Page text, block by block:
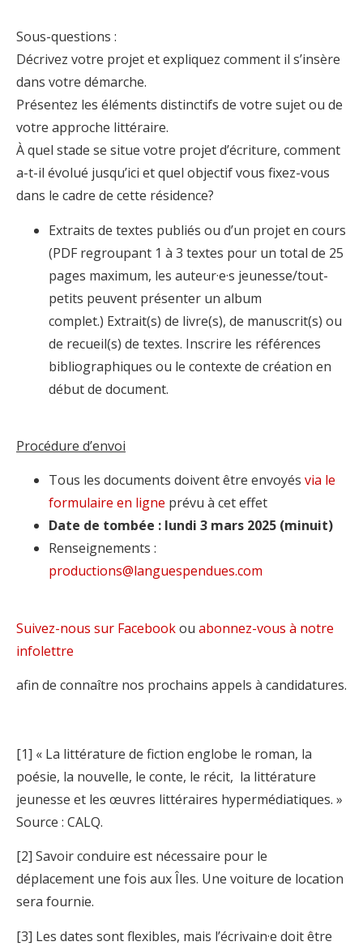
Sous-questions :
Décrivez votre projet et expliquez comment il s’insère
dans votre démarche.
Présentez les éléments distinctifs de votre sujet ou de
votre approche littéraire.
À quel stade se situe votre projet d’écriture, comment
a-t-il évolué jusqu’ici et quel objectif vous fixez-vous
dans le cadre de cette résidence?
Extraits de textes publiés ou d’un projet en cours
(PDF regroupant 1 à 3 textes pour un total de 25
pages maximum, les auteur·e·s jeunesse/tout-
petits peuvent présenter un album
complet.) Extrait(s) de livre(s), de manuscrit(s) ou
de recueil(s) de textes. Inscrire les références
bibliographiques ou le contexte de création en
début de document.
Procédure d’envoi
Tous les documents doivent être envoyés via le
formulaire en ligne prévu à cet effet
Date de tombée : lundi 3 mars 2025 (minuit)
Renseignements :
moc.seudnepseugnal
@snoitcudorp
Suivez-nous sur Facebookou abonnez-vous à notre
infolettre
afin de connaître nos prochains appels à candidatures.
[1] « La littérature de fiction englobe le roman, la
poésie, la nouvelle, le conte, le récit, la littérature
jeunesse et les œuvres littéraires hypermédiatiques. »
Source : CALQ.
[2] Savoir conduire est nécessaire pour le
déplacement une fois aux Îles. Une voiture de location
sera fournie.
[3] Les dates sont flexibles, mais l’écrivain·e doit être